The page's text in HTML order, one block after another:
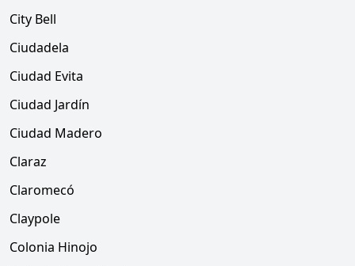
City Bell
Ciudadela
Ciudad Evita
Ciudad Jardín
Ciudad Madero
Claraz
Claromecó
Claypole
Colonia Hinojo